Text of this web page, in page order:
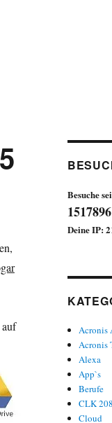
Besuche
1517896
Deine IP:
Acronis
Acronis
Alexa
App`s
Berufe
CLK 208
Cloud